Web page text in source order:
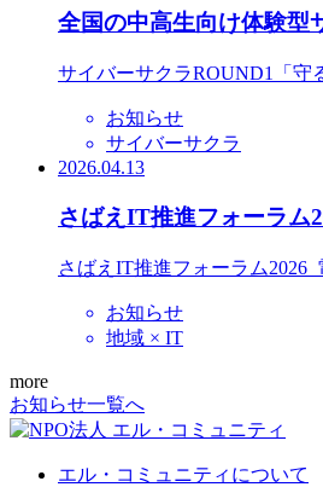
全国の中高生向け体験型
サイバーサクラROUND1「守
お知らせ
サイバーサクラ
2026.04.13
さばえIT推進フォーラム
さばえIT推進フォーラム2026_
お知らせ
地域 × IT
more
お知らせ一覧へ
エル・コミュニティについて